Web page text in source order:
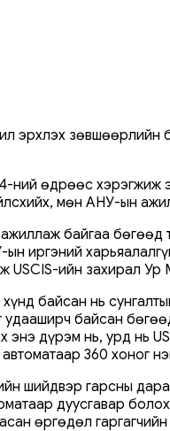
зөвшөөрлийн
ний өдрөөс
мөн АНУ-ын
байгаа
иргэний
USCIS-ийн захирал
байсан нь
байсан
энэ дүрэм нь, урд нь
360 хоног
шийдвэр гарсны
дуусгавар
өргөдөл